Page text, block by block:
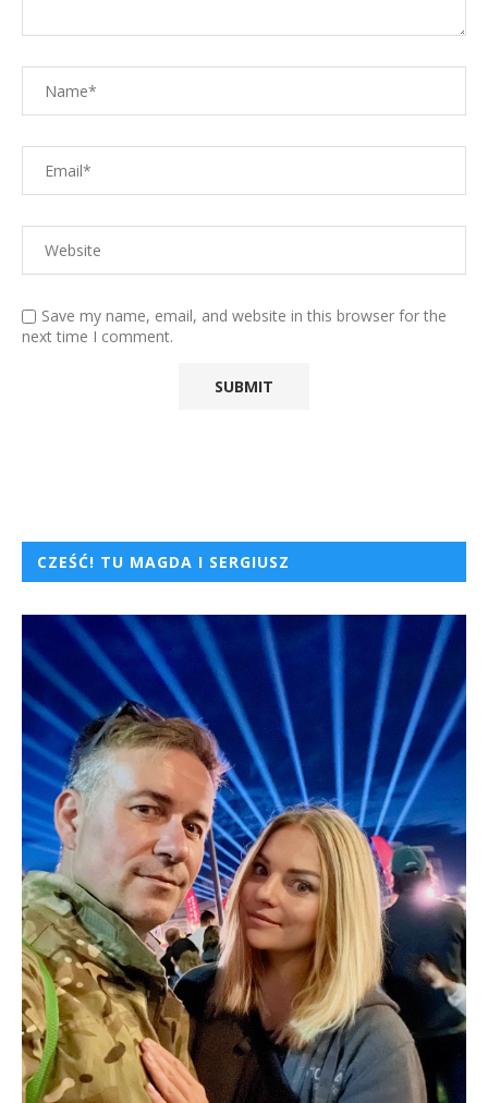
Save my name, email, and website in this browser for the
next time I comment.
CZEŚĆ! TU MAGDA I SERGIUSZ